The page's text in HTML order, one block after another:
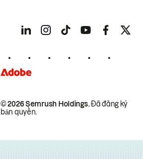
© 2026 Semrush Holdings.Đã đăng ký
bản quyền.